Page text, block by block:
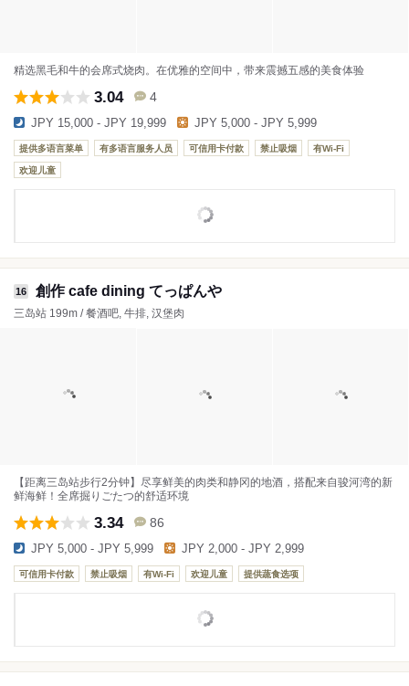
精选黑毛和牛的会席式烧肉。在优雅的空间中，带来震撼五感的美食体验
3.04 4
JPY 15,000 - JPY 19,999 JPY 5,000 - JPY 5,999
提供多语言菜单 有多语言服务人员 可信用卡付款 禁止吸烟 有Wi-Fi
欢迎儿童
16 創作 cafe dining てっぱんや
三岛站 199m / 餐酒吧, 牛排, 汉堡肉
【距离三岛站步行2分钟】尽享鲜美的肉类和静冈的地酒，搭配来自骏河湾的新
鲜海鲜！全席掘りごたつ的舒适环境
3.34 86
JPY 5,000 - JPY 5,999 JPY 2,000 - JPY 2,999
可信用卡付款 禁止吸烟 有Wi-Fi 欢迎儿童 提供蔬食选项